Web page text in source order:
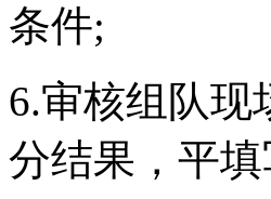
条件;
6.审核组队现
分结果，平